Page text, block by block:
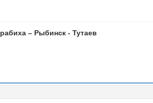
– Рыбинск - Тутаев